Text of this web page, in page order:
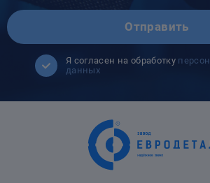
Отправить
Я согласен на обработку
данных